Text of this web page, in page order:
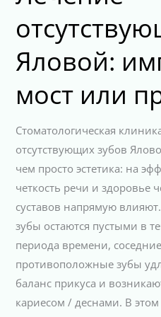
Яловой:
мост или
Стоматологическая
отсутствующих зубов
чем просто эстетика: на
четкость речи и здоровье
суставов напрямую
зубы остаются пустыми в
периода времени,
противоположные зубы
баланс прикуса и
кариесом / деснами. В